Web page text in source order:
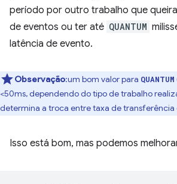
período por outro trabalho que
de eventos ou ter até QUANTUM
latência de evento.
Observação:um bom valor para QUANTUM
<50ms, dependendo do tipo de trabalho
determina a troca entre taxa de transferência
Isso está bom, mas podemos